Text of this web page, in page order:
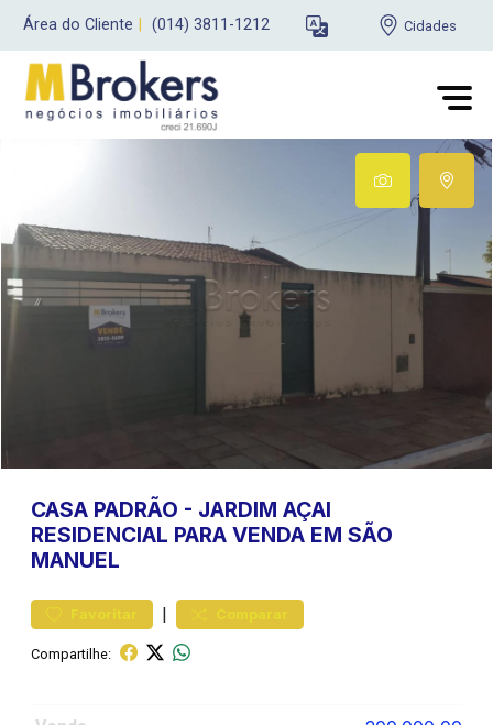
Área do Cliente (014) 3811-1212 Cidades
CASA PADRÃO - JARDIM AÇAI
RESIDENCIAL PARA VENDA EM SÃO
MANUEL
Favoritar | Comparar
Compartilhe: